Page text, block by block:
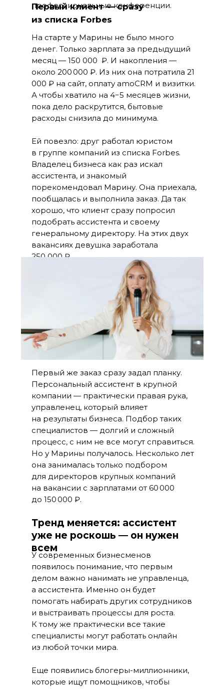
профессиональные конференции.
Первый клиент — сразу
из списка Forbes
На старте у Марины не было много
денег. Только зарплата за предыдущий
месяц — 150 000 ₽. И накопления —
около 200 000 ₽. Из них она потратила 21
000 ₽ на сайт, оплату amoCRM и визитки.
А чтобы хватило на 4−5 месяцев жизни,
пока дело раскрутится, бытовые
расходы снизила до минимума.
Ей повезло: друг работал юристом
в группе компаний из списка Forbes.
Владелец бизнеса как раз искал
ассистента, и знакомый
порекомендовал Марину. Она приехала,
пообщалась и выполнила заказ. Да так
хорошо, что клиент сразу попросил
подобрать ассистента и своему
генеральному директору. На этих двух
вакансиях девушка заработала
250 000 ₽.
Первый же заказ сразу задал планку.
Персональный ассистент в крупной
компании — практически правая рука,
управленец, который влияет
на результаты бизнеса. Подбор таких
специалистов — долгий и сложный
процесс, с ним не все могут справиться.
Но у Марины получалось. Несколько лет
она занималась только подбором
для директоров крупных компаний
на вакансии с зарплатами от 60 000
до 150 000 ₽.
Тренд меняется: ассистент
уже не роскошь — он нужен
всем
У современных бизнесменов
появилось понимание, что первым
делом важно нанимать не управленца,
а ассистента. Именно он будет
помогать набирать других сотрудников
и выстраивать процессы для роста.
К тому же практически все такие
специалисты могут работать онлайн
из любой точки мира.
Еще появились блогеры-миллионники,
которые ищут помощников, чтобы